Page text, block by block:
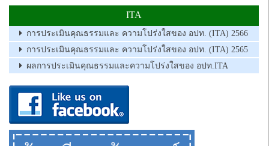
ITA
การประเมินคุณธรรมและ ความโปร่งใสของ อปท. (ITA) 2566
การประเมินคุณธรรมและ ความโปร่งใสของ อปท. (ITA) 2565
ผลการประเมินคุณธรรมและความโปร่งใสของ อปท.ITA